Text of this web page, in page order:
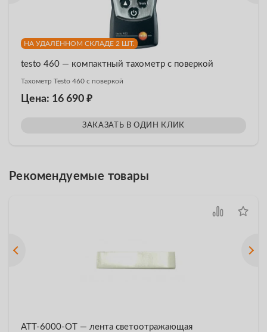
НА УДАЛЁННОМ СКЛАДЕ 2 ШТ.
testo 460 — компактный тахометр с поверкой
Тахометр Testo 460 с поверкой
Цена: 16 690 ₽
ЗАКАЗАТЬ В ОДИН КЛИК
Рекомендуемые товары
АТТ-6000-ОТ — лента светоотражающая